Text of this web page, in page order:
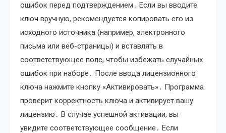
ошибок перед подтверждением․ Если вы вводите
ключ вручную, рекомендуется копировать его из
исходного источника (например, электронного
письма или веб-страницы) и вставлять в
соответствующее поле, чтобы избежать случайных
ошибок при наборе․ После ввода лицензионного
ключа нажмите кнопку «Активировать»․ Программа
проверит корректность ключа и активирует вашу
лицензию․ В случае успешной активации, вы
увидите соответствующее сообщение․ Если